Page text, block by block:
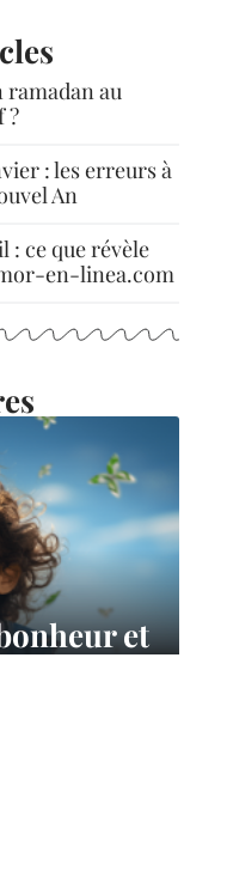
ramadan au
?
: les erreurs à
An
: ce que révèle
en-linea.com
et
apportant